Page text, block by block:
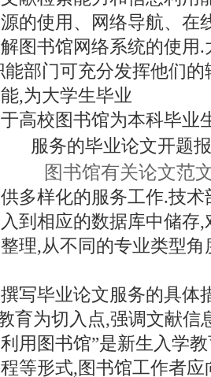
的使用、网络导航、在
图书馆网络系统的使用
能部门可充分发挥他们
,为大学生毕业
图书馆有关论文范
多样化的服务工作.技
到相应的数据库中储存
理,从不同的专业类型
写毕业论文服务的具体
育为切入点,强调文献信
用图书馆”是新生入学
等形式,图书馆工作者